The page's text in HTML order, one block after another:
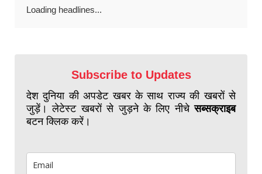
Loading headlines...
Subscribe to Updates
देश दुनिया की अपडेट खबर के साथ राज्य की खबरों से
जुड़ें। लेटेस्ट खबरों से जुड़ने के लिए नीचेसब्सक्राइब
बटन क्लिक करें।